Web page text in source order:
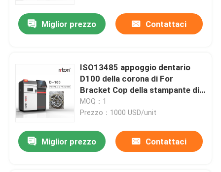
Miglior prezzo Contattaci
ISO13485 appoggio dentario
D100 della corona di For
Bracket Cop della stampante di
LCD/DLP 3d della stampante del
metallo 3D
MOQ：1
Prezzo：1000 USD/unit
Miglior prezzo Contattaci